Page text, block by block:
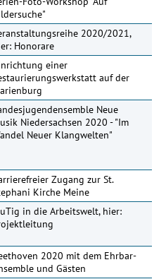
2020/2021,
Honorare
einer
auf der
Neue
Niedersachsen 2020 - "Im
Neuer Klangwelten"
Zugang zur St.
Kirche Meine
in die Arbeitswelt, hier:
2020 mit dem Ehrbar-
und Gästen